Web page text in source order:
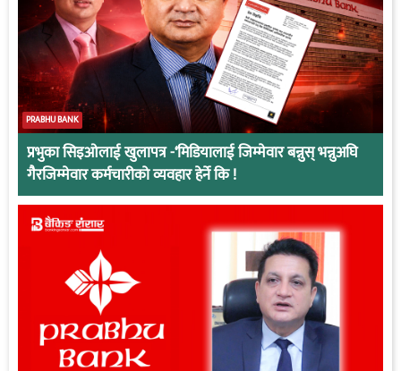
PRABHU BANK
प्रभुका सिइओलाई खुलापत्र -‘मिडियालाई जिम्मेवार बन्नुस् भन्नुअघि
गैरजिम्मेवार कर्मचारीको व्यवहार हेर्ने कि !